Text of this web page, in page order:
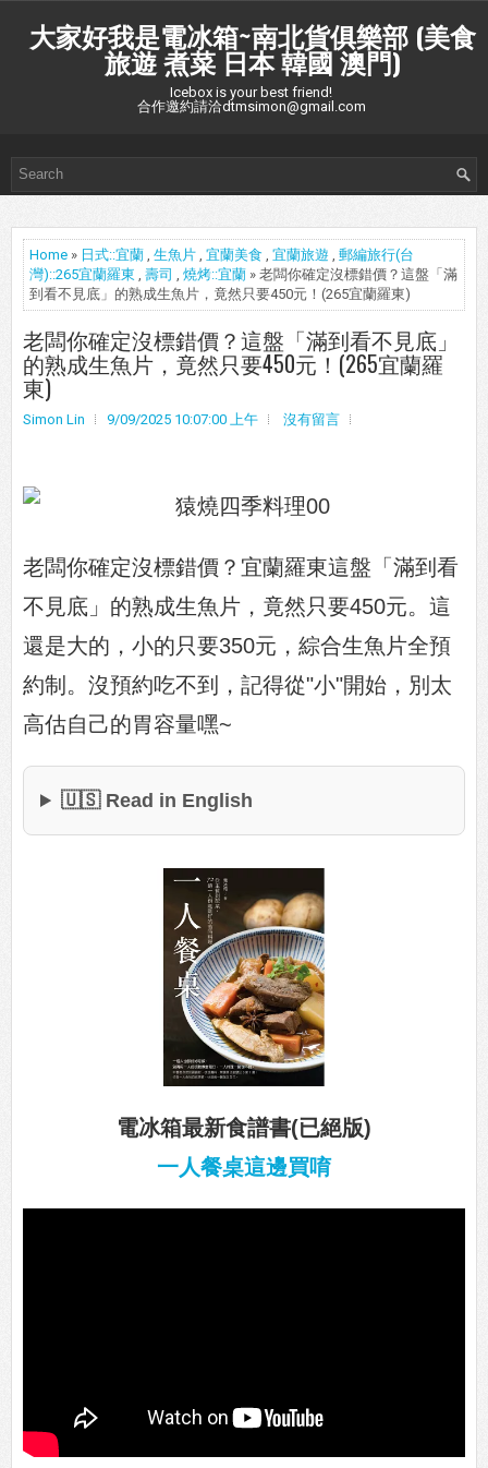
大家好我是電冰箱~南北貨俱樂部 (美食
旅遊 煮菜 日本 韓國 澳門)
Icebox is your best friend!
合作邀約請洽dtmsimon@gmail.com
Home » 日式::宜蘭 , 生魚片 , 宜蘭美食 , 宜蘭旅遊 , 郵編旅行(台
灣)::265宜蘭羅東 , 壽司 , 燒烤::宜蘭 » 老闆你確定沒標錯價？這盤「滿
到看不見底」的熟成生魚片，竟然只要450元！(265宜蘭羅東)
老闆你確定沒標錯價？這盤「滿到看不見底」
的熟成生魚片，竟然只要450元！(265宜蘭羅
東)
Simon Lin 9/09/2025 10:07:00 上午 沒有留言
老闆你確定沒標錯價？宜蘭羅東這盤「滿到看
不見底」的熟成生魚片，竟然只要450元。這
還是大的，小的只要350元，綜合生魚片全預
約制。沒預約吃不到，記得從"小"開始，別太
高估自己的胃容量嘿~
🇺🇸 Read in English
電冰箱最新食譜書(已絕版)
一人餐桌這邊買唷